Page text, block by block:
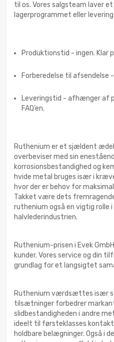
til os. Vores salgsteam laver
lagerprogrammet eller
Produktionstid - ingen. Klar
Forberedelse til afsendelse
Leveringstid - afhænger af
FAQ’en.
Ruthenium er et sjældent
overbeviser med sin
korrosionsbestandighed og
hvide metal bruges især i
hvor der er behov for
Takket være dets
ruthenium også en vigtig rolle
halvlederindustrien.
Ruthenium-prisen i Evek
kunder. Vores service og din
grundlag for et langsigtet
Ruthenium værdsættes især
tilsætninger forbedrer
slidbestandigheden i andre
ideelt til førsteklasses
holdbare belægninger. Også i